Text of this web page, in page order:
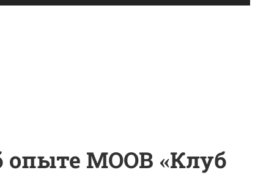
опыте МООВ «Клуб